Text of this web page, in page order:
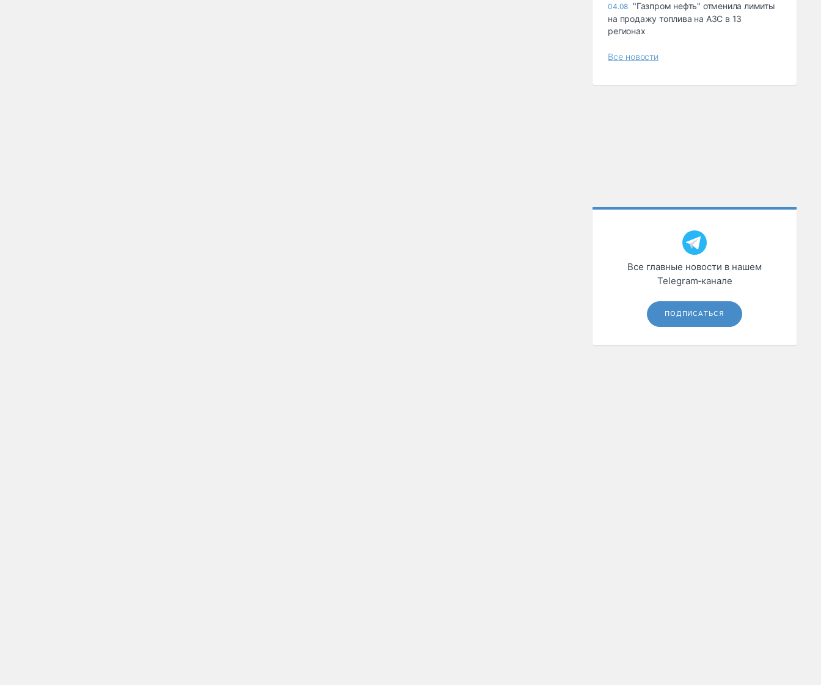
04.08 "Газпром нефть" отменила лимиты
на продажу топлива на АЗС в 13
регионах
Все новости
Все главные новости в нашем
Telegram‑канале
ПОДПИСАТЬСЯ